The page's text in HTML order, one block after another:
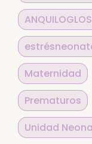
Maternidad
Prematuros
Unidad